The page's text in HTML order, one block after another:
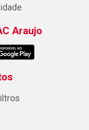
Araujo